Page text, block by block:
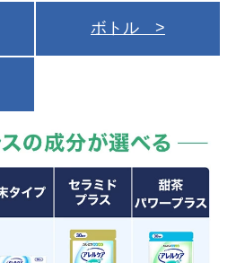
ボトル >